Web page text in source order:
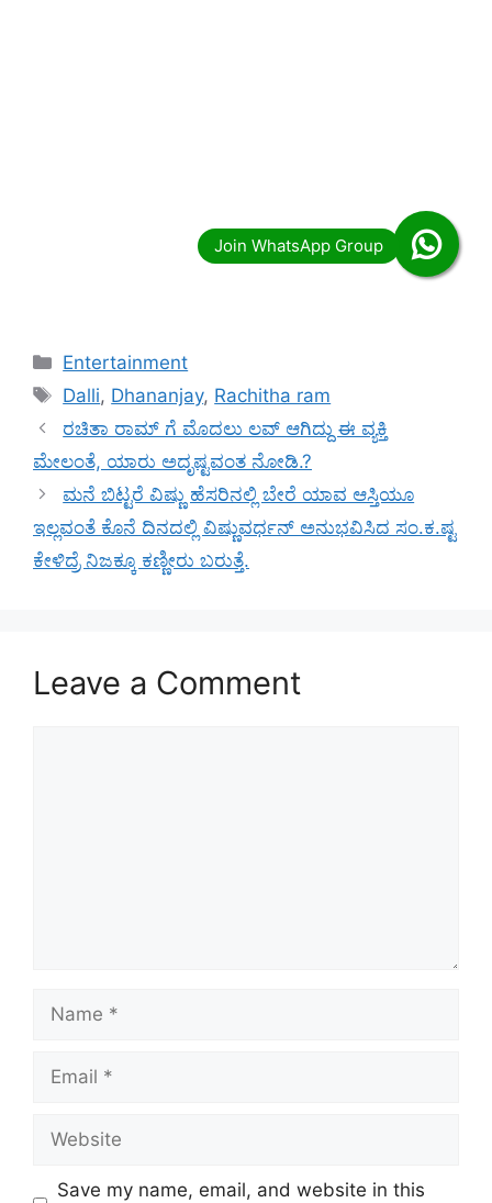
Categories
Entertainment
Tags
Dalli, Dhananjay, Rachitha ram
ರಚಿತಾ ರಾಮ್ ಗೆ ಮೊದಲು ಲವ್ ಆಗಿದ್ದು ಈ ವ್ಯಕ್ತಿ
ಮೇಲಂತೆ, ಯಾರು ಅದೃಷ್ಟವಂತ ನೋಡಿ.?
ಮನೆ ಬಿಟ್ಟರೆ ವಿಷ್ಣು ಹೆಸರಿನಲ್ಲಿ ಬೇರೆ ಯಾವ ಆಸ್ತಿಯೂ
ಇಲ್ಲವಂತೆ ಕೊನೆ ದಿನದಲ್ಲಿ ವಿಷ್ಣುವರ್ಧನ್ ಅನುಭವಿಸಿದ ಸಂ.ಕ.ಷ್ಟ
ಕೇಳಿದ್ರೆ ನಿಜಕ್ಕೂ ಕಣ್ಣೀರು ಬರುತ್ತೆ.
Leave a Comment
Name
Email
Website
Save my name, email, and website in this